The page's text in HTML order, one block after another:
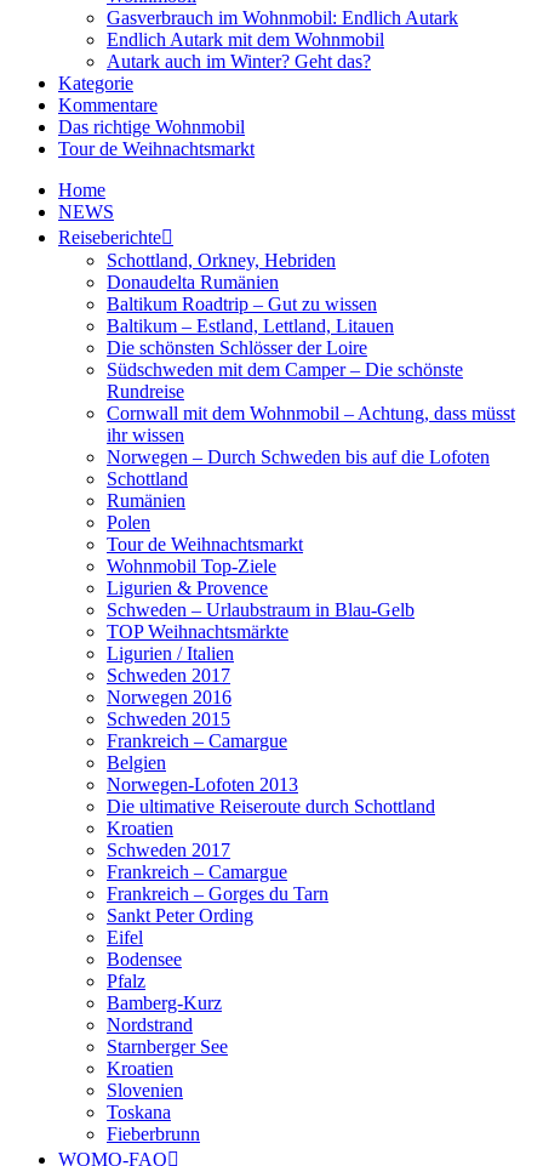
Gasverbrauch im Wohnmobil: Endlich Autark
Endlich Autark mit dem Wohnmobil
Autark auch im Winter? Geht das?
Kategorie
Kommentare
Das richtige Wohnmobil
Tour de Weihnachtsmarkt
Home
NEWS
Reiseberichte
Schottland, Orkney, Hebriden
Donaudelta Rumänien
Baltikum Roadtrip – Gut zu wissen
Baltikum – Estland, Lettland, Litauen
Die schönsten Schlösser der Loire
Südschweden mit dem Camper – Die schönste
Rundreise
Cornwall mit dem Wohnmobil – Achtung, dass müsst
ihr wissen
Norwegen – Durch Schweden bis auf die Lofoten
Schottland
Rumänien
Polen
Tour de Weihnachtsmarkt
Wohnmobil Top-Ziele
Ligurien & Provence
Schweden – Urlaubstraum in Blau-Gelb
TOP Weihnachtsmärkte
Ligurien / Italien
Schweden 2017
Norwegen 2016
Schweden 2015
Frankreich – Camargue
Belgien
Norwegen-Lofoten 2013
Die ultimative Reiseroute durch Schottland
Kroatien
Schweden 2017
Frankreich – Camargue
Frankreich – Gorges du Tarn
Sankt Peter Ording
Eifel
Bodensee
Pfalz
Bamberg-Kurz
Nordstrand
Starnberger See
Kroatien
Slovenien
Toskana
Fieberbrunn
WOMO-FAQ